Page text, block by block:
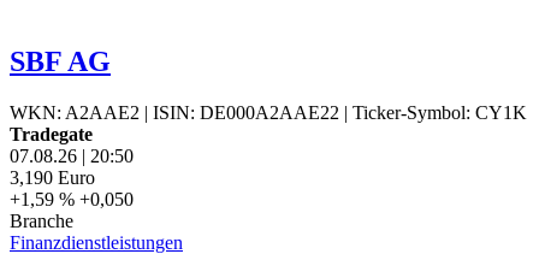
SBF AG
WKN: A2AAE2 | ISIN: DE000A2AAE22 | Ticker-Symbol: CY1K
Tradegate
07.08.26 | 20:50
3,190 Euro
+1,59 % +0,050
Branche
Finanzdienstleistungen